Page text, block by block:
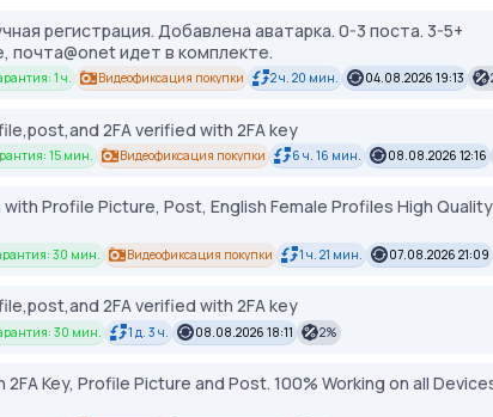
регистрация. Добавлена аватарка. 0-3 поста. 3-5+
идет в комплекте.
1 ч. Видеофиксация покупки 2 ч. 20 мин. 04.08.2026 19:13
2FA verified with 2FA key
15 мин. Видеофиксация покупки 6 ч. 16 мин. 08.08.2026 12:16
Profile Picture, Post, English Female Profiles High Quality
30 мин. Видеофиксация покупки 1 ч. 21 мин. 07.08.2026 21:09
2FA verified with 2FA key
30 мин. 1 д. 3 ч. 08.08.2026 18:11 2%
Key, Profile Picture and Post. 100% Working on all